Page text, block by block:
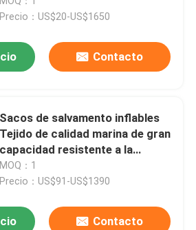
Precio：US$20-US$1650
Contacto
Sacos de salvamento inflables
Tejido de calidad marina de gran
capacidad resistente a la
corrosión
MOQ：1
Precio：US$91-US$1390
Contacto